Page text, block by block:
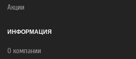
Акции
ИНФОРМАЦИЯ
О компании